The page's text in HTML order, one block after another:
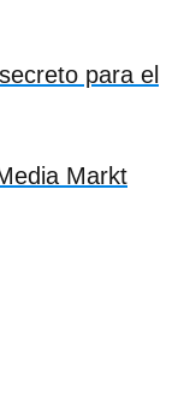
para el
Markt